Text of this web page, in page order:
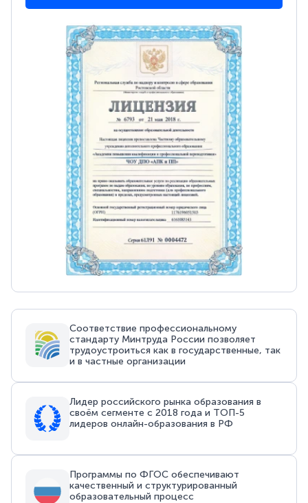
Соответствие профессиональному
стандарту Минтруда России позволяет
трудоустроиться как в государственные, так
и в частные организации
Лидер российского рынка образования в
своём сегменте с 2018 года и ТОП-5
лидеров онлайн-образования в РФ
Программы по ФГОС обеспечивают
качественный и структурированный
образовательный процесс